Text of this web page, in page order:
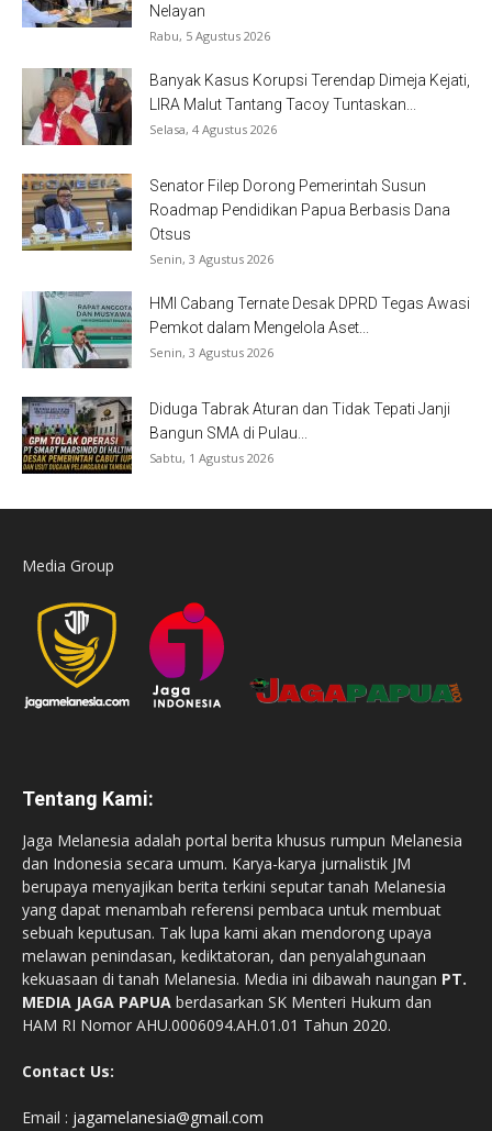
Nelayan
Rabu, 5 Agustus 2026
Banyak Kasus Korupsi Terendap Dimeja Kejati,
LIRA Malut Tantang Tacoy Tuntaskan...
Selasa, 4 Agustus 2026
Senator Filep Dorong Pemerintah Susun
Roadmap Pendidikan Papua Berbasis Dana
Otsus
Senin, 3 Agustus 2026
HMI Cabang Ternate Desak DPRD Tegas Awasi
Pemkot dalam Mengelola Aset...
Senin, 3 Agustus 2026
Diduga Tabrak Aturan dan Tidak Tepati Janji
Bangun SMA di Pulau...
Sabtu, 1 Agustus 2026
Media Group
Tentang Kami:
Jaga Melanesia adalah portal berita khusus rumpun Melanesia
dan Indonesia secara umum. Karya-karya jurnalistik JM
berupaya menyajikan berita terkini seputar tanah Melanesia
yang dapat menambah referensi pembaca untuk membuat
sebuah keputusan. Tak lupa kami akan mendorong upaya
melawan penindasan, kediktatoran, dan penyalahgunaan
kekuasaan di tanah Melanesia. Media ini dibawah naungan PT.
MEDIA JAGA PAPUA berdasarkan SK Menteri Hukum dan
HAM RI Nomor AHU.0006094.AH.01.01 Tahun 2020.
Contact Us:
Email : jagamelanesia@gmail.com